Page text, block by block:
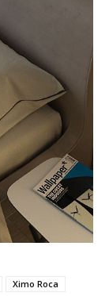
Ximo Roca